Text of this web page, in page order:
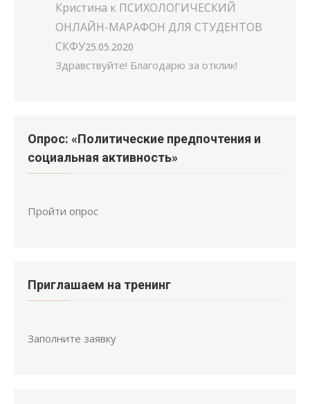
Кристина к ПСИХОЛОГИЧЕСКИЙ
ОНЛАЙН-МАРАФОН ДЛЯ СТУДЕНТОВ
СКФУ25.05.2020
Здравствуйте! Благодарю за отклик!
Опрос: «Политические предпочтения и
социальная активность»
Пройти опрос
Приглашаем на тренинг
Заполните заявку